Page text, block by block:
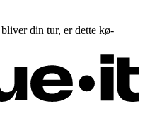
din tur, er dette kø-